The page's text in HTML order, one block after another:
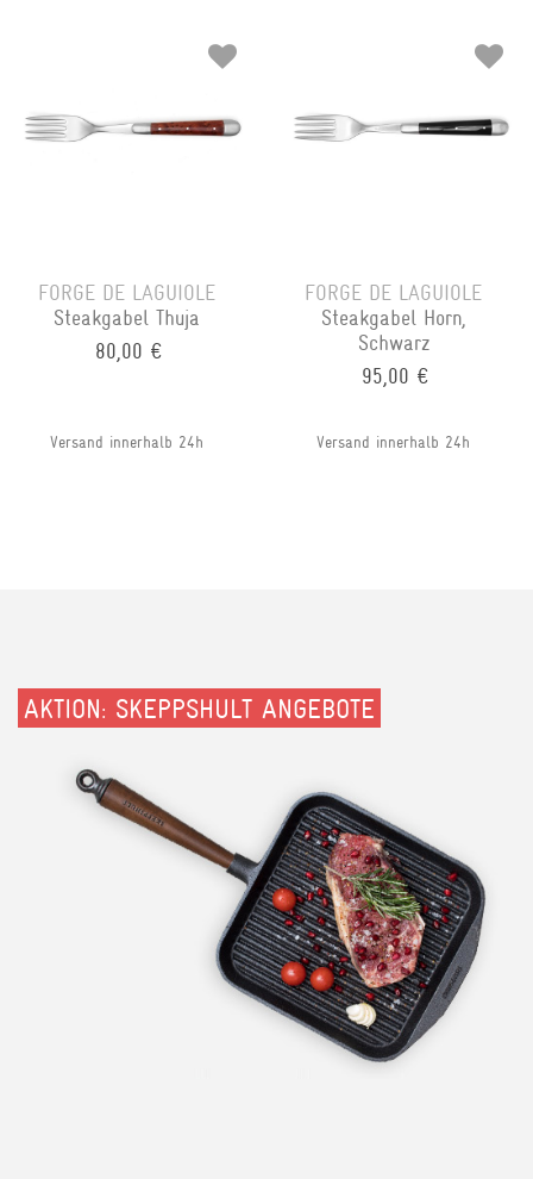
FORGE DE LAGUIOLE
Steakgabel Thuja
80,00 €
Versand innerhalb 24h
FORGE DE LAGUIOLE
Steakgabel Horn,
Schwarz
95,00 €
Versand innerhalb 24h
AKTION: SKEPPSHULT ANGEBOTE